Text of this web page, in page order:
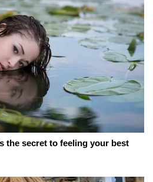
the secret to feeling your best